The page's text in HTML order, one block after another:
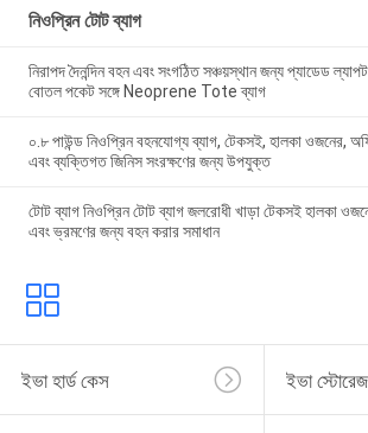
নিওপ্রিন টোট ব্যাগ
নিরাপদ দৈনন্দিন বহন এবং সংগঠিত সঞ্চয়স্থান জন্য প্যাডেড
বোতল পকেট সঙ্গে Neoprene Tote ব্যাগ
০.৮ পাউন্ড নিওপ্রিন বহনযোগ্য ব্যাগ, টেকসই, হালকা ওজনের,
এবং ব্যক্তিগত জিনিস সংরক্ষণের জন্য উপযুক্ত
টোট ব্যাগ নিওপ্রিন টোট ব্যাগ জলরোধী খাড়া টেকসই হালকা
এবং ভ্রমণের জন্য বহন করার সমাধান
ইভা হার্ড কেস ইভা